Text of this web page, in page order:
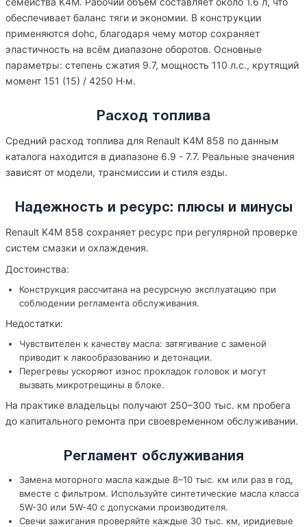
обеспечивает баланс тяги и экономии. В конструкции
применяются dohc, благодаря чему мотор сохраняет
эластичность на всём диапазоне оборотов. Основные
параметры: степень сжатия 9.7, мощность 110 л.с., крутящий
момент 151 (15) / 4250 Н·м.
Расход топлива
Средний расход топлива для Renault K4M 858 по данным
каталога находится в диапазоне 6.9 - 7.7. Реальные значения
зависят от модели, трансмиссии и стиля езды.
Надежность и ресурс: плюсы и минусы
Renault K4M 858 сохраняет ресурс при регулярной проверке
систем смазки и охлаждения.
Достоинства:
Конструкция рассчитана на ресурсную эксплуатацию при
соблюдении регламента обслуживания.
Недостатки:
Чувствителен к качеству масла: затягивание с заменой
приводит к лакообразованию и детонации.
Перегревы ускоряют износ прокладок головок и могут
вызвать микротрещины в блоке.
На практике владельцы получают 250–300 тыс. км пробега
до капитального ремонта при своевременном обслуживании.
Регламент обслуживания
Замена моторного масла каждые 8–10 тыс. км или раз в год,
вместе с фильтром. Используйте синтетические масла класса
5W-30 или 5W-40 с допусками производителя.
Свечи зажигания проверяйте каждые 30 тыс. км, иридиевые